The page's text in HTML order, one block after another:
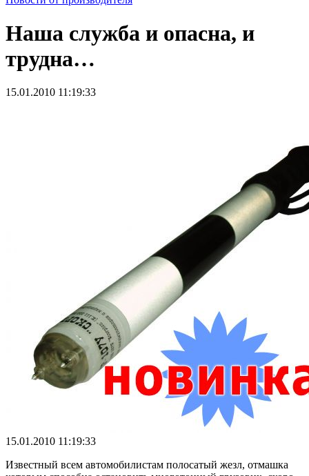
Наша служба и опасна, и
трудна…
15.01.2010 11:19:33
15.01.2010 11:19:33
Известный всем автомобилистам полосатый жезл, отмашка